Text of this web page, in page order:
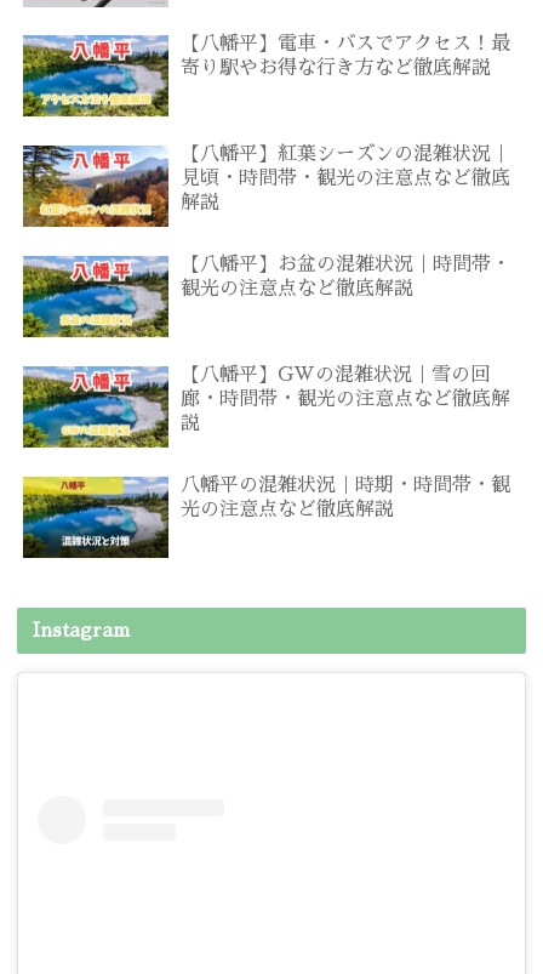
【八幡平】電車・バスでアクセス！最
寄り駅やお得な行き方など徹底解説
【八幡平】紅葉シーズンの混雑状況｜
見頃・時間帯・観光の注意点など徹底
解説
【八幡平】お盆の混雑状況｜時間帯・
観光の注意点など徹底解説
【八幡平】GWの混雑状況｜雪の回
廊・時間帯・観光の注意点など徹底解
説
八幡平の混雑状況｜時期・時間帯・観
光の注意点など徹底解説
Instagram